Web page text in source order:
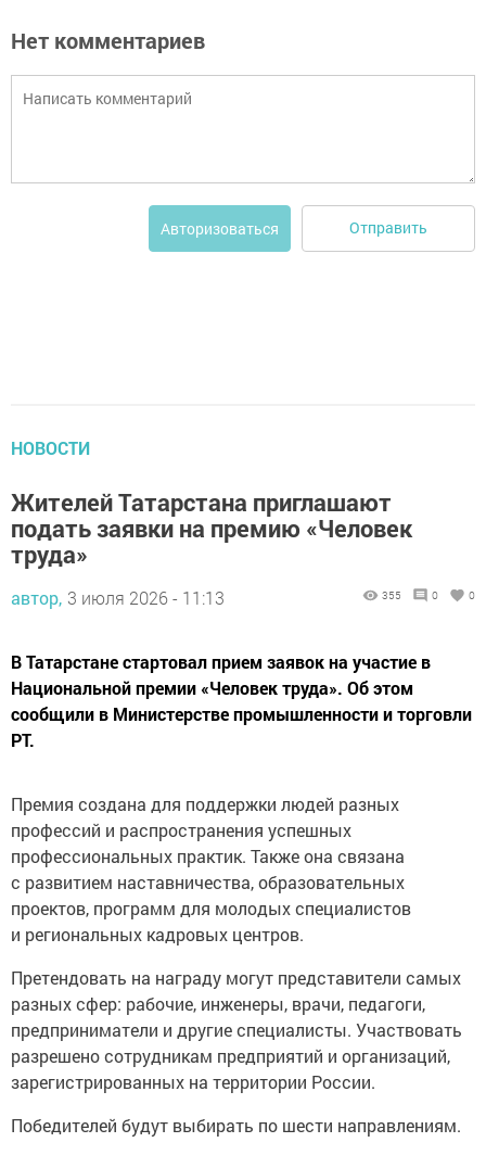
Нет комментариев
Авторизоваться Отправить
НОВОСТИ
Жителей Татарстана приглашают
подать заявки на премию «Человек
труда»
автор, 3 июля 2026 - 11:13 355 0 0
В Татарстане стартовал прием заявок на участие в
Национальной премии «Человек труда». Об этом
сообщили в Министерстве промышленности и торговли
РТ.
Премия создана для поддержки людей разных
профессий и распространения успешных
профессиональных практик. Также она связана
с развитием наставничества, образовательных
проектов, программ для молодых специалистов
и региональных кадровых центров.
Претендовать на награду могут представители самых
разных сфер: рабочие, инженеры, врачи, педагоги,
предприниматели и другие специалисты. Участвовать
разрешено сотрудникам предприятий и организаций,
зарегистрированных на территории России.
Победителей будут выбирать по шести направлениям.